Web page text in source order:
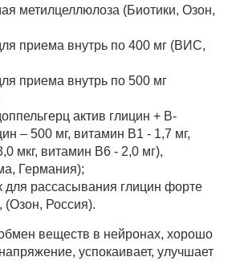
метилцеллюлоза (Биотики, Озон,
приема внутрь по 400 мг (ВИС,
приема внутрь по 500 мг
актив глицин + B-
– 500 мг, витамин В1 - 1,7 мг,
мкг, витамин В6 - 2,0 мг),
Германия);
для рассасывания глицин форте
(Озон, Россия).
веществ в нейронах, хорошо
успокаивает, улучшает